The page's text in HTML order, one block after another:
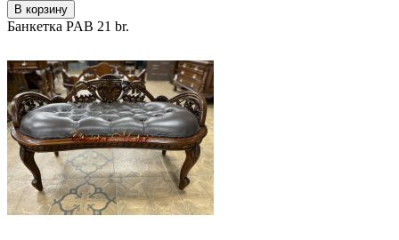
Банкетка PAB 21 br.